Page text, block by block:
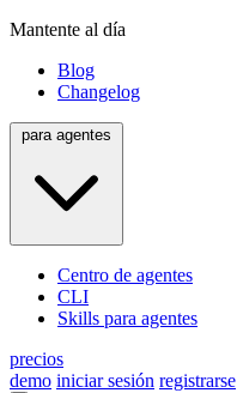
Mantente al día
Blog
Changelog
Centro de agentes
CLI
Skills para agentes
precios
demo iniciar sesión registrarse